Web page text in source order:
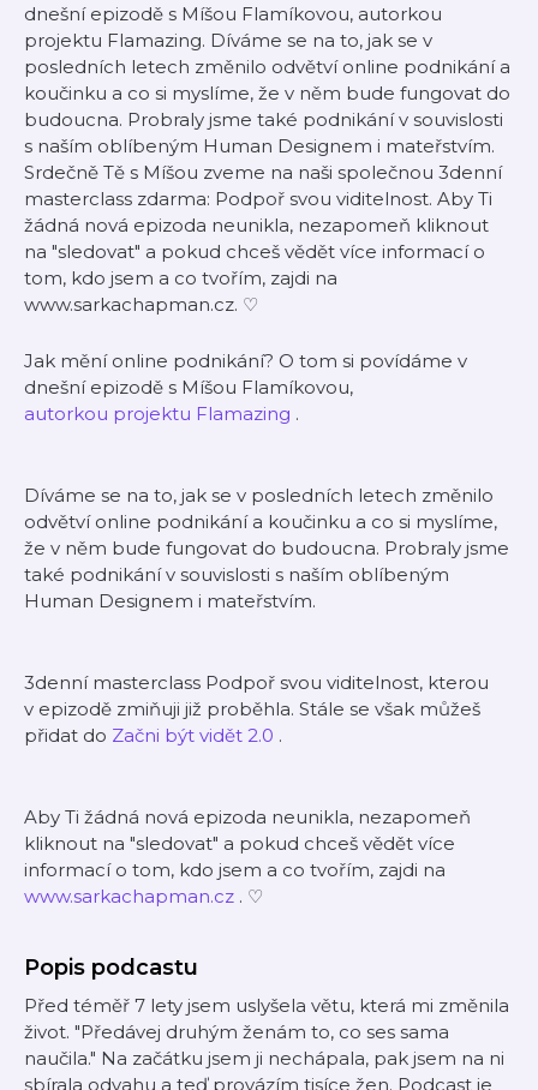
dnešní epizodě s Míšou Flamíkovou, autorkou
projektu Flamazing. Díváme se na to, jak se v
posledních letech změnilo odvětví online podnikání a
koučinku a co si myslíme, že v něm bude fungovat do
budoucna. Probraly jsme také podnikání v souvislosti
s naším oblíbeným Human Designem i mateřstvím.
Srdečně Tě s Míšou zveme na naši společnou ⁠3denní
masterclass zdarma: Podpoř svou viditelnost⁠. Aby Ti
žádná nová epizoda neunikla, nezapomeň kliknout
na "sledovat" a pokud chceš vědět více informací o
tom, kdo jsem a co tvořím, zajdi na
⁠⁠⁠⁠⁠⁠⁠⁠⁠⁠⁠www.sarkachapman.cz⁠⁠⁠⁠⁠⁠⁠⁠⁠⁠⁠. ♡
Jak mění online podnikání? O tom si povídáme v
dnešní epizodě s Míšou Flamíkovou,
autorkou projektu Flamazing .
Díváme se na to, jak se v posledních letech změnilo
odvětví online podnikání a koučinku a co si myslíme,
že v něm bude fungovat do budoucna. Probraly jsme
také podnikání v souvislosti s naším oblíbeným
Human Designem i mateřstvím.
3denní masterclass Podpoř svou viditelnost, kterou
v epizodě zmiňuji již proběhla.⁠ Stále se však můžeš
přidat do Začni být vidět 2.0 .
Aby Ti žádná nová epizoda neunikla, nezapomeň
kliknout na "sledovat" a pokud chceš vědět více
informací o tom, kdo jsem a co tvořím, zajdi na
⁠⁠⁠⁠⁠⁠⁠⁠⁠⁠⁠www.sarkachapman.cz⁠⁠⁠⁠⁠⁠⁠⁠⁠⁠⁠ . ♡
Popis podcastu
Před téměř 7 lety jsem uslyšela větu, která mi změnila
život. "Předávej druhým ženám to, co ses sama
naučila." Na začátku jsem ji nechápala, pak jsem na ni
sbírala odvahu a teď provázím tisíce žen. Podcast je